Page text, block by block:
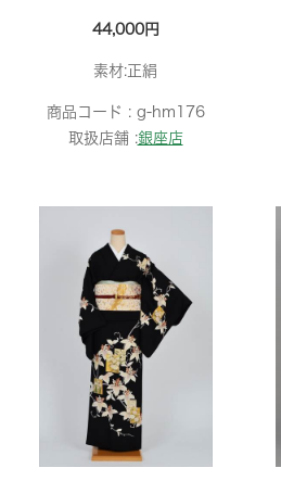
44,000円
素材:正絹
商品コード : g-hm176
取扱店舗 :銀座店